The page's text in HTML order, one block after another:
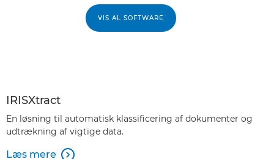
VIS AL SOFTWARE
IRISXtract
En løsning til automatisk klassificering af dokumenter og
udtrækning af vigtige data.
Læs mere 